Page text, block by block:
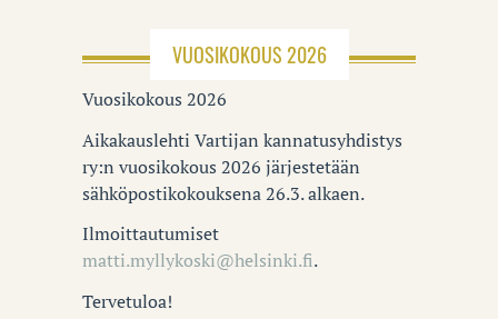
VUOSIKOKOUS 2026
Vuosikokous 2026
Aikakauslehti Vartijan kannatusyhdistys
ry:n vuosikokous 2026 järjestetään
sähköpostikokouksena 26.3. alkaen.
Ilmoittautumiset
matti.myllykoski@helsinki.fi.
Tervetuloa!